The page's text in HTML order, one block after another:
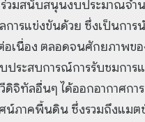
ร่วมสนับสนุนงบประมาณจ
การแข่งขันด้วย ซึ่งเป็นการ
อเนื่อง ตลอดจนศักยภาพขอ
ประสบการณ์การรับชมกา
ดิจิทัลอื่นๆ ได้ออกอากาศก
น์ภาคพื้นดิน ซึ่งรวมถึงแมต